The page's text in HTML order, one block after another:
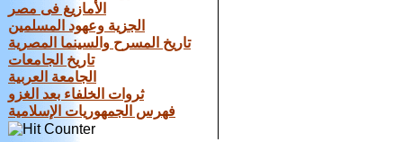
الأمازيغ فى مصر
الجزية وعهود المسلمين
تاريخ المسرح والسينما المصرية
تاريخ الجامعات
الجامعة العربية
ثروات الخلفاء بعد الغزو
فهرس الجمهوريات الإسلامية